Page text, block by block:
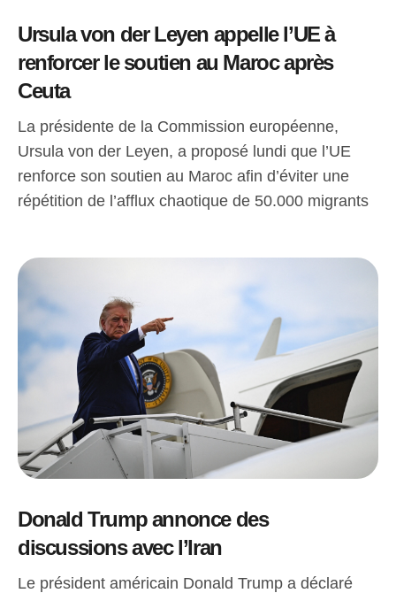
Ursula von der Leyen appelle l’UE à
renforcer le soutien au Maroc après
Ceuta
La présidente de la Commission européenne,
Ursula von der Leyen, a proposé lundi que l’UE
renforce son soutien au Maroc afin d’éviter une
répétition de l’afflux chaotique de 50.000 migrants
Donald Trump annonce des
discussions avec l’Iran
Le président américain Donald Trump a déclaré